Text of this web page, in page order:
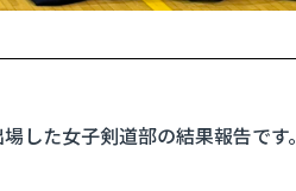
した女子剣道部の結果報告です。